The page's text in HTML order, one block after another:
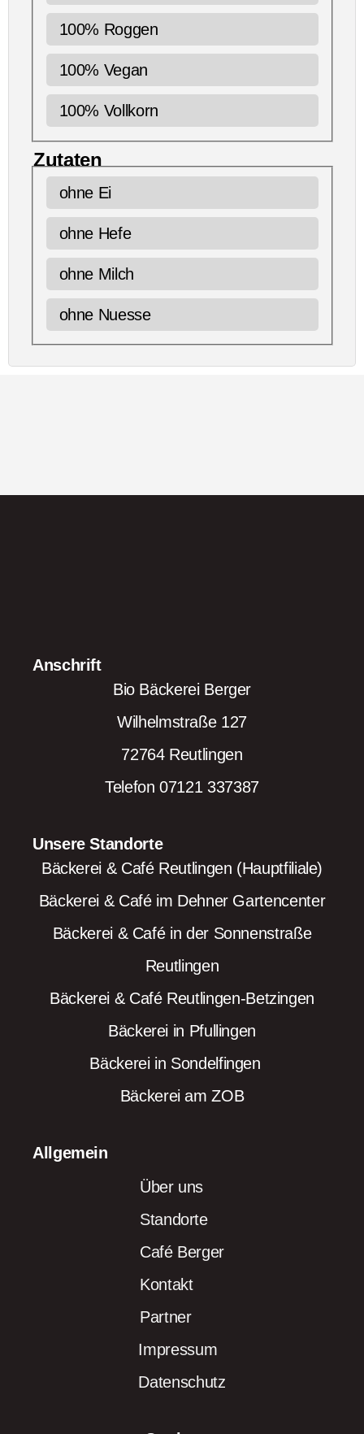
100% Roggen
100% Vegan
100% Vollkorn
Zutaten
ohne Ei
ohne Hefe
ohne Milch
ohne Nuesse
Anschrift
Bio Bäckerei Berger
Wilhelmstraße 127
72764 Reutlingen
Telefon 07121 337387
Unsere Standorte
Bäckerei & Café Reutlingen (Hauptfiliale)
Bäckerei & Café im Dehner Gartencenter
Bäckerei & Café in der Sonnenstraße
Reutlingen
Bäckerei & Café Reutlingen-Betzingen
Bäckerei in Pfullingen
Bäckerei in Sondelfingen
Bäckerei am ZOB
Allgemein
Über uns
Standorte
Café Berger
Kontakt
Partner
Impressum
Datenschutz